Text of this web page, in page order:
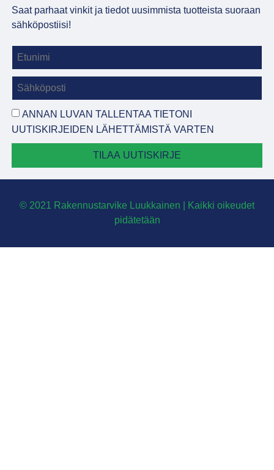
Saat parhaat vinkit ja tiedot uusimmista tuotteista suoraan
sähköpostiisi!
ANNAN LUVAN TALLENTAA TIETONI
UUTISKIRJEIDEN LÄHETTÄMISTÄ VARTEN
TILAA UUTISKIRJE
© 2021 Rakennustarvike Luukkainen | Kaikki oikeudet
pidätetään